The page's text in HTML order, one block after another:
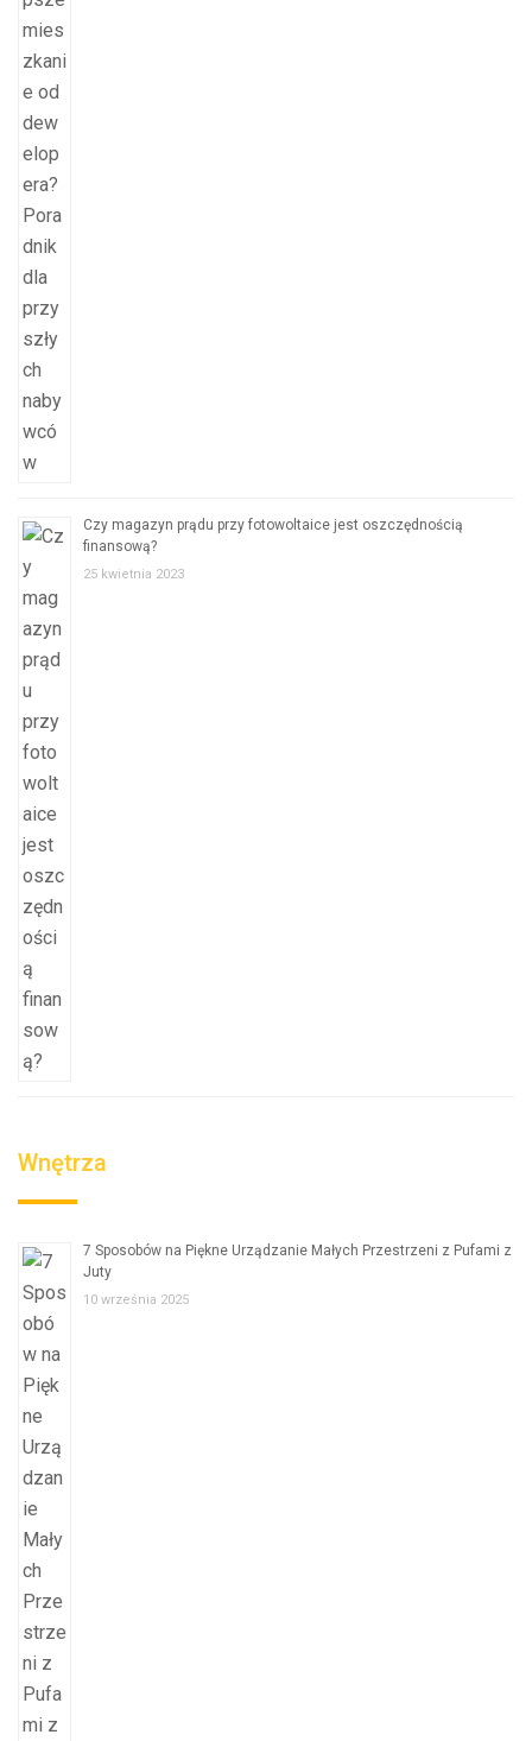
Czy magazyn prądu przy fotowoltaice jest oszczędnością
finansową?
25 kwietnia 2023
Wnętrza
7 Sposobów na Piękne Urządzanie Małych Przestrzeni z Pufami z
Juty
10 września 2025